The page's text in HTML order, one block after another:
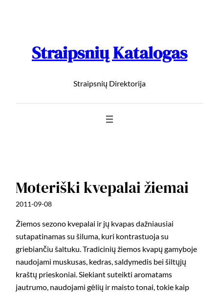
Straipsnių Katalogas
Straipsnių Direktorija
Moteriški kvepalai žiemai
2011-09-08
Žiemos sezono kvepalai ir jų kvapas dažniausiai
sutapatinamas su šiluma, kuri kontrastuoja su
griebiančiu šaltuku. Tradicinių žiemos kvapų gamyboje
naudojami muskusas, kedras, saldymedis bei šiltųjų
kraštų prieskoniai. Siekiant suteikti aromatams
jautrumo, naudojami gėlių ir maisto tonai, tokie kaip